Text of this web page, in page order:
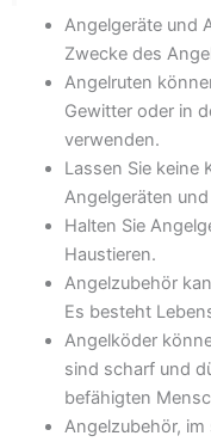
Angelgeräte und
Zwecke des
Angelruten
Gewitter oder in
verwenden.
Lassen Sie keine
Angelgeräten
Halten Sie
Haustieren.
Angelzubehör
Es besteht
Angelköder
sind scharf und
befähigten
Angelzubehör,